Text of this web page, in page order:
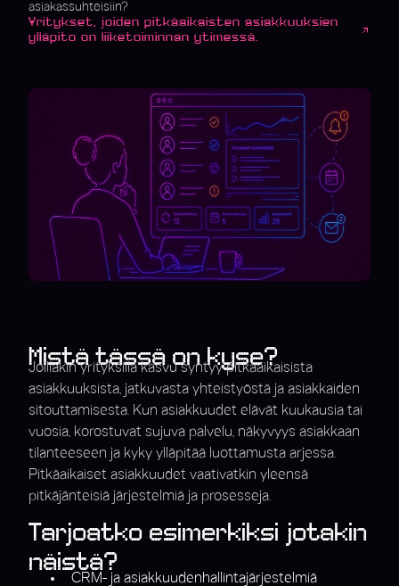
asiakassuhteisiin?
Yritykset, joiden pitkäaikaisten asiakkuuksien
ylläpito on liiketoiminnan ytimessä.
Mistä tässä on kyse?
Joillakin yrityksillä kasvu syntyy pitkäaikaisista
asiakkuuksista, jatkuvasta yhteistyöstä ja asiakkaiden
sitouttamisesta. Kun asiakkuudet elävät kuukausia tai
vuosia, korostuvat sujuva palvelu, näkyvyys asiakkaan
tilanteeseen ja kyky ylläpitää luottamusta arjessa.
Pitkäaikaiset asiakkuudet vaativatkin yleensä
pitkäjänteisiä järjestelmiä ja prosesseja.
Tarjoatko esimerkiksi jotakin
näistä?
CRM- ja asiakkuudenhallintajärjestelmiä